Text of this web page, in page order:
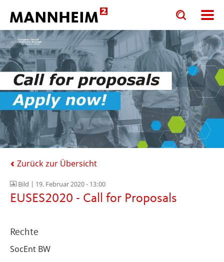
Toggle
search
input
form
Toggle
search
input
Zurück zur Übersicht
Bild | 19. Februar 2020 - 13:00
EUSES2020 - Call for Proposals
Rechte
SocEnt BW